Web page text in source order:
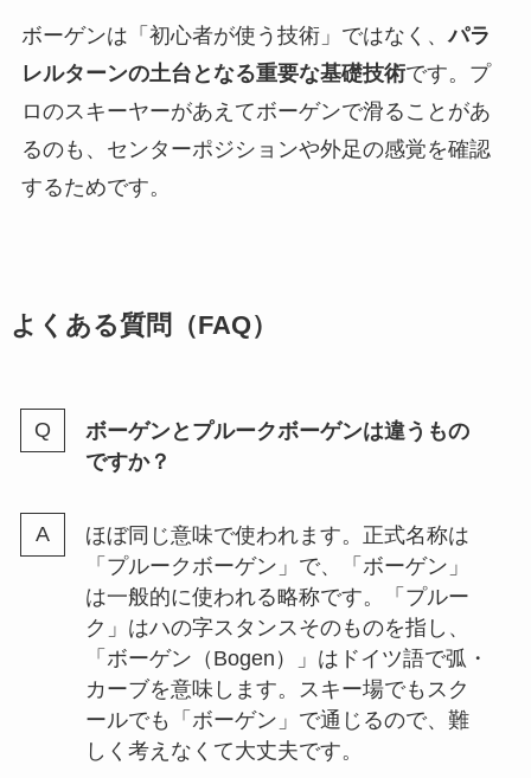
ボーゲンは「初心者が使う技術」ではなく、パラ
レルターンの土台となる重要な基礎技術です。プ
ロのスキーヤーがあえてボーゲンで滑ることがあ
るのも、センターポジションや外足の感覚を確認
するためです。
よくある質問（FAQ）
ボーゲンとプルークボーゲンは違うもの
ですか？
ほぼ同じ意味で使われます。正式名称は
「プルークボーゲン」で、「ボーゲン」
は一般的に使われる略称です。「プルー
ク」はハの字スタンスそのものを指し、
「ボーゲン（Bogen）」はドイツ語で弧・
カーブを意味します。スキー場でもスク
ールでも「ボーゲン」で通じるので、難
しく考えなくて大丈夫です。